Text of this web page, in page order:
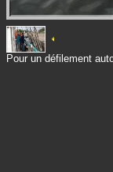
Pour un défilement